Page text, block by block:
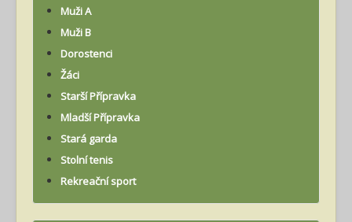
Muži A
Muži B
Dorostenci
Žáci
Starší Přípravka
Mladší Přípravka
Stará garda
Stolní tenis
Rekreační sport